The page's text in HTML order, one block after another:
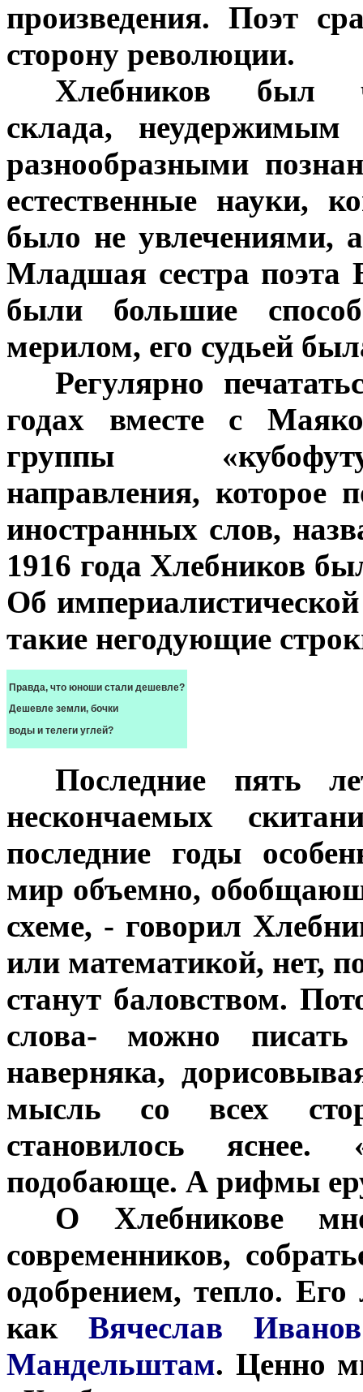
произведения. Поэт
сторону революции.
Хлебников был
склада,
разнообразными
естественные науки,
было не увлечениями,
Младшая сестра поэта
были большие
мерилом, его судьей
Регулярно
годах вместе с
группы
направления, которое
иностранных слов,
1916 года Хлебников
Об
такие негодующие
Правда, что юноши стали дешевле?
Дешевле земли, бочки
воды и телеги углей?
Последние пять
нескончаемых
последние годы
мир объемно,
схеме, - говорил
или математикой, нет,
станут баловством.
слова- можно
наверняка,
мысль со всех
становилось
подобающе. А рифмы
О Хлебникове
современников,
одобрением, тепло.
как Вячеслав
Мандельштам. Ценно